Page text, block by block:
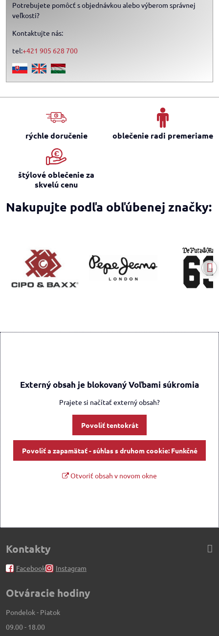
Potrebujete pomôcť s objednávkou alebo výberom správnej
veľkosti?
Kontaktujte nás:
tel:+421 905 628 700
rýchle doručenie oblečenie radi premeriame
štýlové oblečenie za
skvelú cenu
Nakupujte podľa obľúbenej značky:
Externý obsah je blokovaný Voľbami súkromia
Prajete si načítať externý obsah?
Povoliť tentokrát
Povoliť a zapamätať - súhlas s druhom cookie: Funkčné
Otvoriť obsah v novom okne
Kontakty
Facebook Instagram
Otváracie hodiny
Pondelok - Piatok
09.00 - 18.00